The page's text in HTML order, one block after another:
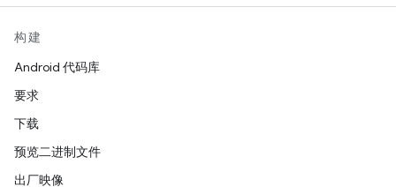
构建
Android 代码库
要求
下载
预览二进制文件
出厂映像